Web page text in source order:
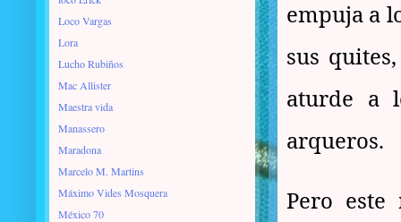
empuja a
sus
aturde a
arqueros.
Pero
Loco Vargas
Lora
Lucho Rubiños
Mac Allister
Maestra vida
Manassero
Maradona
Marcelo M. Martins
Máximo Vides Mosquera
México 70